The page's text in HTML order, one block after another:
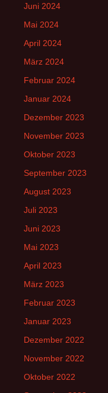
Juni 2024
Mai 2024
April 2024
März 2024
Februar 2024
Januar 2024
Dezember 2023
November 2023
Oktober 2023
September 2023
August 2023
Juli 2023
Juni 2023
Mai 2023
April 2023
März 2023
Februar 2023
Januar 2023
Dezember 2022
November 2022
Oktober 2022